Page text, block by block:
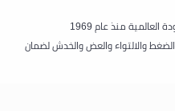
منذ عام 1969
والالتواء والعض والخدش لضمان